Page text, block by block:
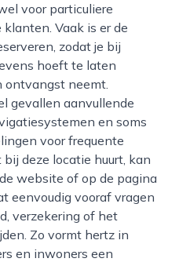
voor particuliere
Vaak is er de
zodat je bij
hoeft te laten
ontvangst neemt.
gevallen aanvullende
en soms
voor frequente
deze locatie huurt, kan
website of op de pagina
eenvoudig vooraf vragen
verzekering of het
Zo vormt hertz in
en inwoners een